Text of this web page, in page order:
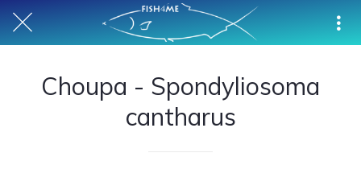
Choupa - Spondyliosoma
cantharus